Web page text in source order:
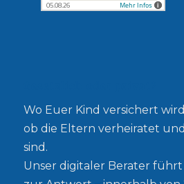
Wo Euer Kind versichert
ob die Eltern verheiratet
sind.
Unser digitaler Berater